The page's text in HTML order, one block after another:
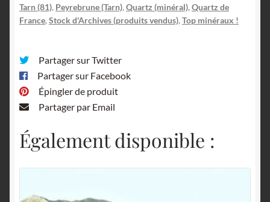
Tarn (81), Peyrebrune (Tarn), Quartz (minéral), Quartz de
France, Stock d'Archives (produits vendus), Top minéraux !
Partager sur Twitter
Partager sur Facebook
Épingler de produit
Partager par Email
Également disponible :